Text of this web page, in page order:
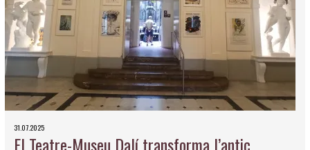
31.07.2025
El Teatre-Museu Dalí transforma l’antic